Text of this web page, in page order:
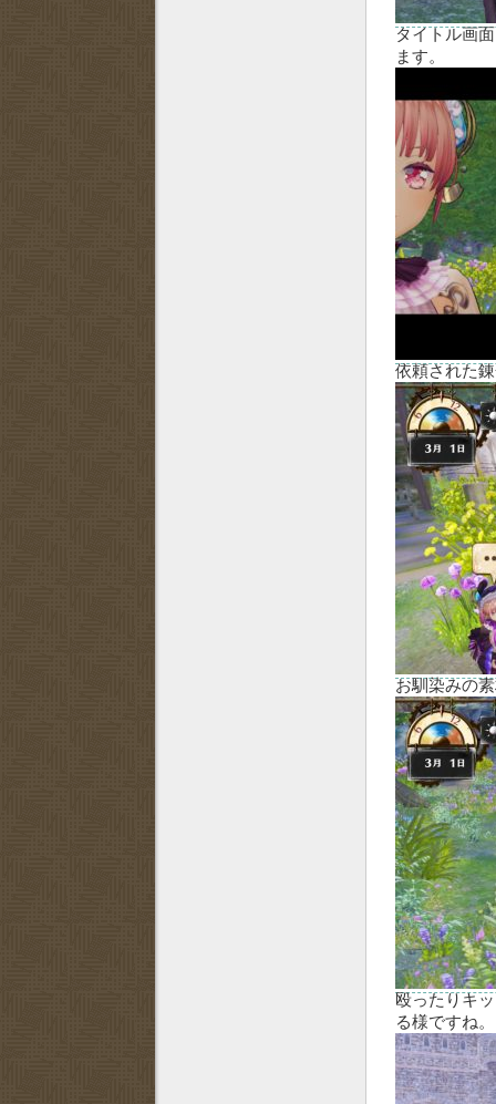
タイトル画
ます。
依頼された
お馴染みの
殴ったりキ
る様ですね